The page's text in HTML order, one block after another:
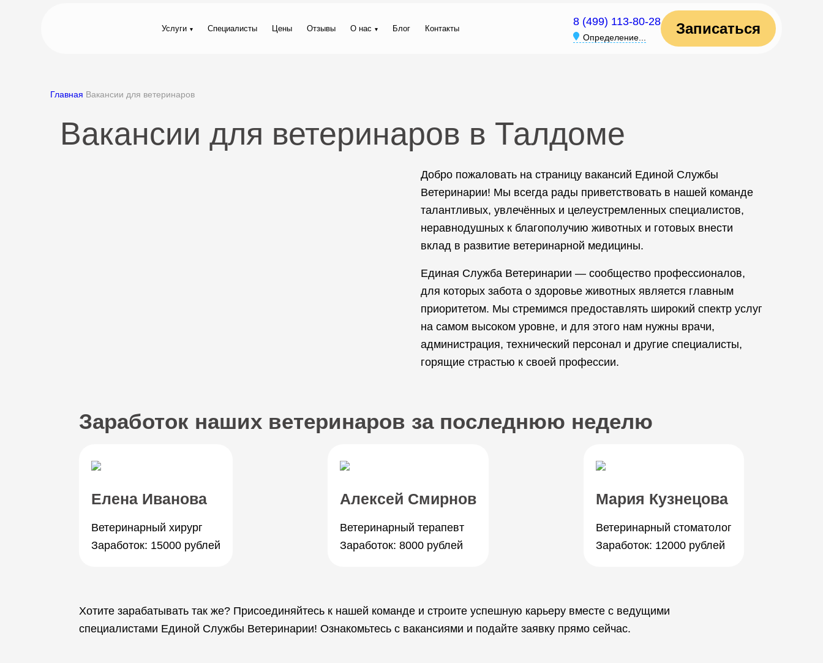
Услуги Специалисты Цены Отзывы О нас Блог Контакты
8 (499) 113-80-28
Определение...
Записаться
Главная Вакансии для ветеринаров
Вакансии для ветеринаров в Талдоме
Добро пожаловать на страницу вакансий Единой Службы
Ветеринарии! Мы всегда рады приветствовать в нашей команде
талантливых, увлечённых и целеустремленных специалистов,
неравнодушных к благополучию животных и готовых внести
вклад в развитие ветеринарной медицины.
Единая Служба Ветеринарии — сообщество профессионалов,
для которых забота о здоровье животных является главным
приоритетом. Мы стремимся предоставлять широкий спектр услуг
на самом высоком уровне, и для этого нам нужны врачи,
администрация, технический персонал и другие специалисты,
горящие страстью к своей профессии.
Заработок наших ветеринаров за последнюю неделю
Елена Иванова
Ветеринарный хирург
Заработок: 15000 рублей
Алексей Смирнов
Ветеринарный терапевт
Заработок: 8000 рублей
Мария Кузнецова
Ветеринарный стоматолог
Заработок: 12000 рублей
Хотите зарабатывать так же? Присоединяйтесь к нашей команде и строите успешную карьеру вместе с ведущими
специалистами Единой Службы Ветеринарии! Ознакомьтесь с вакансиями и подайте заявку прямо сейчас.